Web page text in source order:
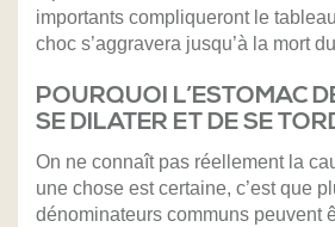
importants compliqueront le
choc s’aggravera jusqu’à la mort
POURQUOI L’ESTOMAC
SE DILATER ET DE SE
On ne connaît pas réellement la
une chose est certaine, c’est que
dénominateurs communs peuvent